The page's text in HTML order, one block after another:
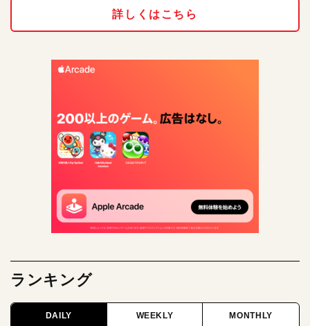
詳しくはこちら
ランキング
DAILY WEEKLY MONTHLY